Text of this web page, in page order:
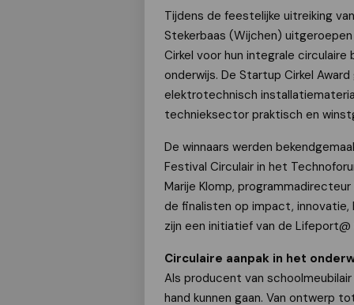
Tijdens de feestelijke uitreiking
Stekerbaas (Wijchen)
Cirkel voor hun integrale
onderwijs. De Startup Cirkel
elektrotechnisch
technieksector praktisch en
De winnaars werden
Festival Circulair in het
Marije Klomp,
de finalisten op impact, innovatie,
zijn een initiatief van de Lifeport@
Circulaire aanpak in het
Als producent van
hand kunnen gaan. Van ontwerp